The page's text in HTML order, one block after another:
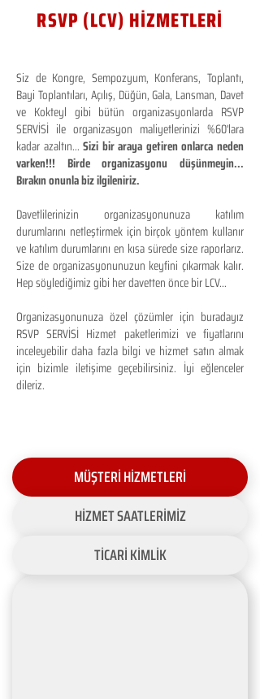
RSVP (LCV) HİZMETLERİ
Siz de Kongre, Sempozyum, Konferans, Toplantı,
Bayi Toplantıları, Açılış, Düğün, Gala, Lansman, Davet
ve Kokteyl gibi bütün organizasyonlarda RSVP
SERVİSİ ile organizasyon maliyetlerinizi %60'lara
kadar azaltın...Sizi bir araya getiren onlarca neden
varken!!! Birde organizasyonu düşünmeyin...
Bırakın onunla biz ilgileniriz.
Davetlilerinizin organizasyonunuza katılım
durumlarını netleştirmek için birçok yöntem kullanır
ve katılım durumlarını en kısa sürede size raporlarız.
Size de organizasyonunuzun keyfini çıkarmak kalır.
Hep söylediğimiz gibi her davetten önce bir LCV...
Organizasyonunuza özel çözümler için buradayız
RSVP SERVİSİ Hizmet paketlerimizi ve fiyatlarını
inceleyebilir daha fazla bilgi ve hizmet satın almak
için bizimle iletişime geçebilirsiniz. İyi eğlenceler
dileriz.
MÜŞTERİ HİZMETLERİ
HİZMET SAATLERİMİZ
TİCARİ KİMLİK